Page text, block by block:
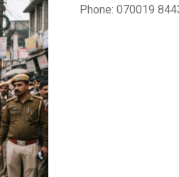
Phone: 070019